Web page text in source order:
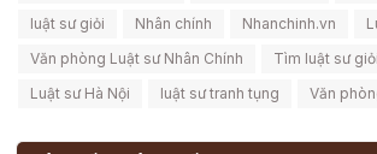
luật sư giỏi
Nhân chính Nhanchinh.vn
Văn phòng Luật sư Nhân Chính
Tìm luật sư giỏi
Luật sư Hà Nội
luật sư tranh tụng Văn